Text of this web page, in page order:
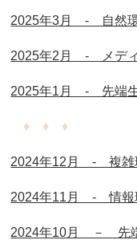
2025年3月 - 自然
2025年2月 - メデ
2025年1月 - 先端
♦ ♦ ♦
2024年12月 - 複雑
2024年11月 - 情報
2024年10月 － 先